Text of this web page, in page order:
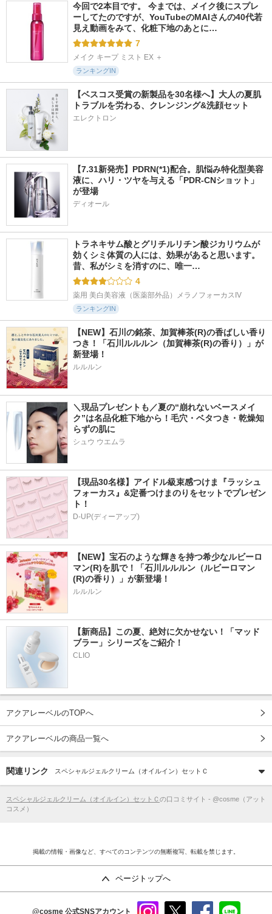
今回で2本目です。 今までは、メイク後にスプレ
ーしてたのですが、YouTubeのMAIさんの40代若
見え動画をみて、化粧下地のあとに…
7
メイク キープ ミスト EX ＋
ランキングIN
【ベスコス受賞の新製品を30名様へ】大人の夏肌
トラブルを労わる、クレンジング&洗顔セット
エレクトロン
【7.31新発売】PDRN(*1)配合。肌悩み特化型美容
液に、ハリ・ツヤを与える「PDR-CNショット」
が登場
ディオール
トラネキサム酸とグリチルリチン酸ジカリウムが
効くシミ体質の人には、効果があると思います。
昔、私がシミを消すのに、唯一…
4
薬用 美白美容液（医薬部外品）メラノフォーカスIV
ランキングIN
【NEW】石川の銘茶、加賀棒茶(R)の香ばしい香り
つき！「石川ルルルン（加賀棒茶(R)の香り）」が
新登場！
ルルルン
＼現品プレゼントも／夏の“崩れないベースメイ
ク”は名品化粧下地から！毛穴・ベタつき・乾燥知
らずの肌に
シュウ ウエムラ
【現品30名様】アイドル級束感つけま『ラッシュ
フォーカス』&定番つけまのりをセットでプレゼン
ト！
D-UP(ディーアップ)
【NEW】宝石のような輝きを持つ希少なルビーロ
マン(R)を肌で！「石川ルルルン（ルビーロマン
(R)の香り）」が新登場！
ルルルン
【新商品】この夏、絶対に欠かせない！「マッド
ブラー」シリーズをご紹介！
CLIO
アクアレーベルのTOPへ
アクアレーベルの商品一覧へ
関連リンク スペシャルジェルクリーム（オイルイン）セットＣ
スペシャルジェルクリーム（オイルイン）セットＣの口コミサイト - @cosme（アット
コスメ）
掲載の情報・画像など、すべてのコンテンツの無断複写、転載を禁じます。
ページトップへ
@cosme 公式SNSアカウント